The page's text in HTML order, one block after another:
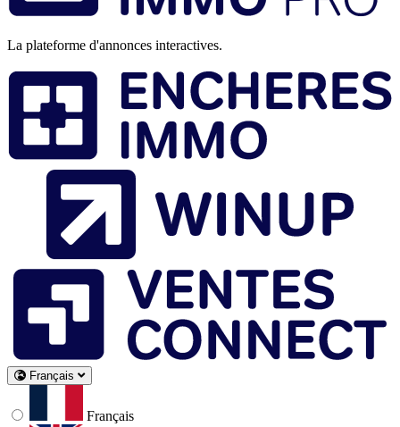
La plateforme d'annonces interactives.
Français
Français